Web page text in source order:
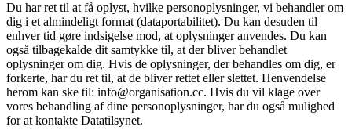
Du har ret til at få oplyst, hvilke personoplysninger, vi behandler om
dig i et almindeligt format (dataportabilitet). Du kan desuden til
enhver tid gøre indsigelse mod, at oplysninger anvendes. Du kan
også tilbagekalde dit samtykke til, at der bliver behandlet
oplysninger om dig. Hvis de oplysninger, der behandles om dig, er
forkerte, har du ret til, at de bliver rettet eller slettet. Henvendelse
herom kan ske til: info@organisation.cc. Hvis du vil klage over
vores behandling af dine personoplysninger, har du også mulighed
for at kontakte Datatilsynet.